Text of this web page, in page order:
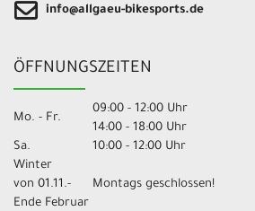
info@allgaeu-bikesports.de
ÖFFNUNGSZEITEN
Mo. - Fr.
09:00 - 12:00 Uhr
14:00 - 18:00 Uhr
Sa.
10:00 - 12:00 Uhr
Winter
von 01.11.-
Ende Februar
Montags geschlossen!